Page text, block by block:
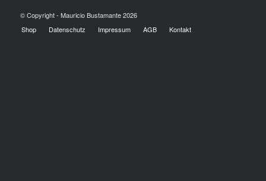
© Copyright - Mauricio Bustamante 2026
Shop
Datenschutz Impressum AGB Kontakt